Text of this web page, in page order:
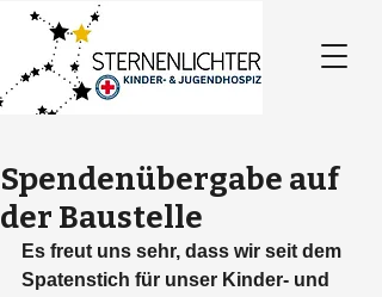
Spendenübergabe auf
der Baustelle
Es freut uns sehr, dass wir seit dem
Spatenstich für unser Kinder- und